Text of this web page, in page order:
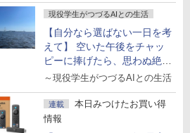
現役学生がつづるAIとの生活
【自分なら選ばない一日を考
えて】 空いた午後をチャッ
ピーに捧げたら、思わぬ絶景
に出会った話
～現役学生がつづるAIとの生活
連載
本日みつけたお買い得
情報